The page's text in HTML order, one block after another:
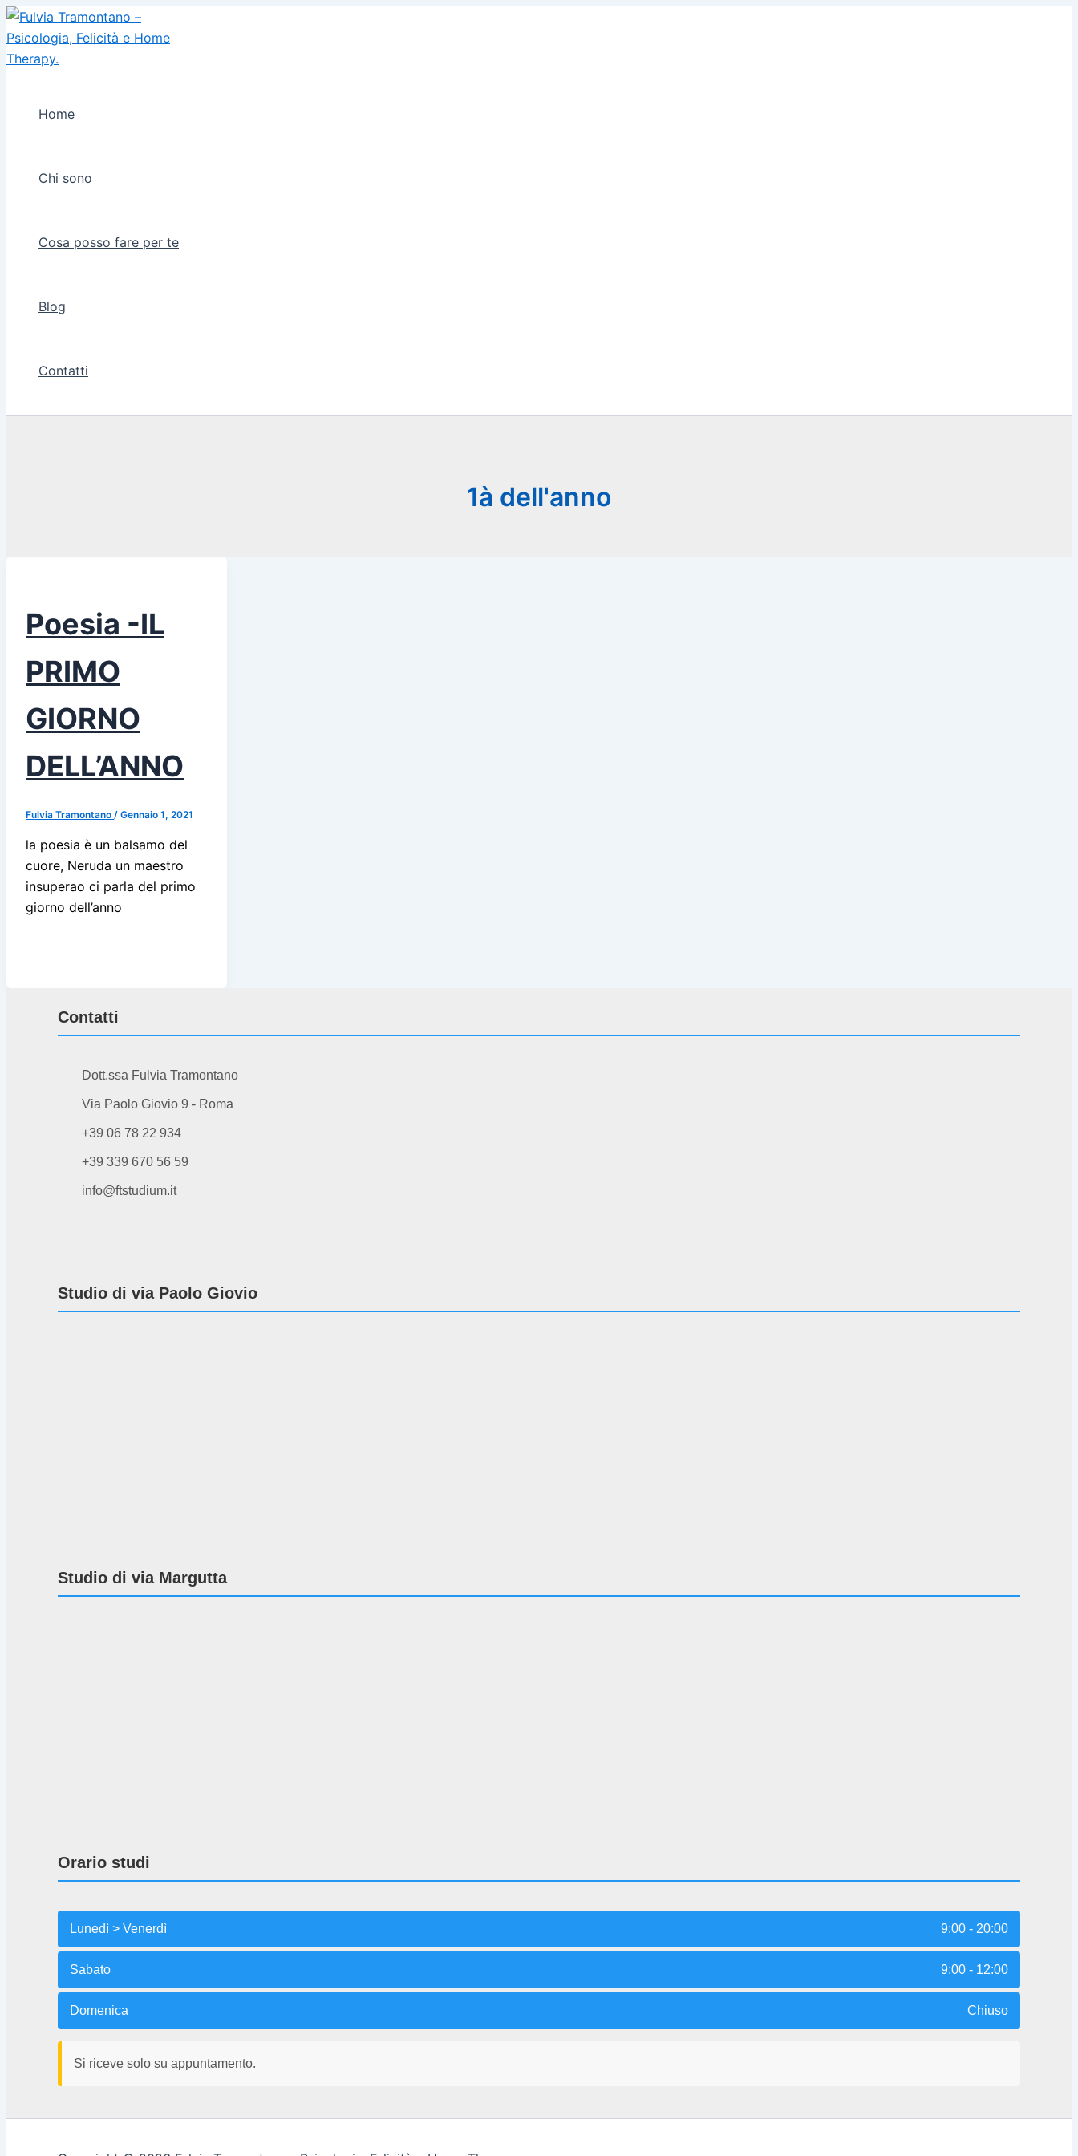
Vai
al
contenuto
Home
Chi sono
Cosa posso fare per te
Blog
Contatti
1à dell'anno
Poesia -IL
PRIMO
GIORNO
DELL’ANNO
Fulvia Tramontano / Gennaio 1, 2021
la poesia è un balsamo del
cuore, Neruda un maestro
insuperao ci parla del primo
giorno dell’anno
Contatti
Dott.ssa Fulvia Tramontano
Via Paolo Giovio 9 - Roma
+39 06 78 22 934
+39 339 670 56 59
info@ftstudium.it
Studio di via Paolo Giovio
Studio di via Margutta
Orario studi
Lunedì > Venerdì 9:00 - 20:00
Sabato 9:00 - 12:00
Domenica Chiuso
Si riceve solo su appuntamento.